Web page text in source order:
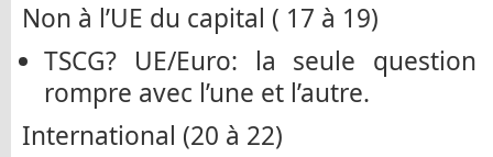
Non à l’UE du capital ( 17 à 19)
TSCG? UE/Euro: la seule
rompre avec l’une et l’autre.
International (20 à 22)